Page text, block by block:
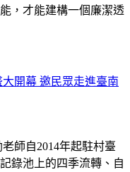
，才能建構一個廉潔透
開幕 邀民眾走進臺南
師自2014年起駐村臺
錄池上的四季流轉、自